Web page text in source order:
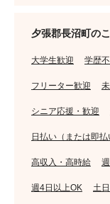
夕張郡長沼町の
大学生歓迎 学歴
フリーター歓迎
シニア応援・歓迎
日払い（または即払
高収入・高時給
週4日以上OK 土